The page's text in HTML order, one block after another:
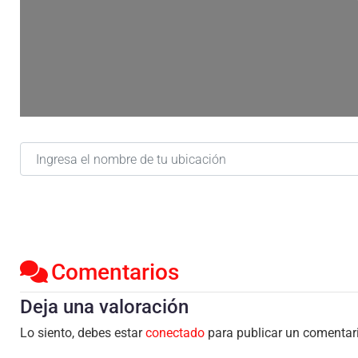
Ingresa el nombre de tu ubicación
Comentarios
Deja una valoración
Lo siento, debes estarconectado para publicar un